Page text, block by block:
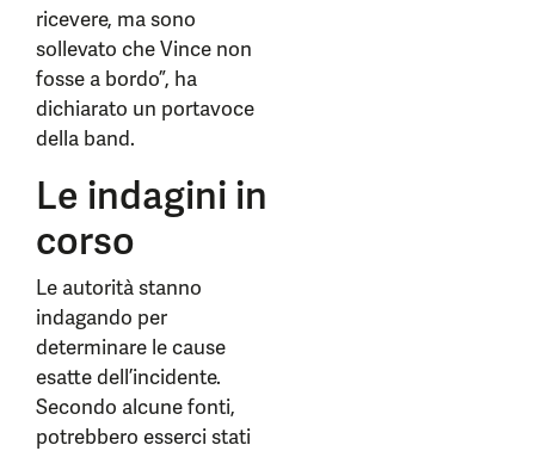
ricevere, ma sono
sollevato che Vince non
fosse a bordo”, ha
dichiarato un portavoce
della band.
Le indagini in
corso
Le autorità stanno
indagando per
determinare le cause
esatte dell’incidente.
Secondo alcune fonti,
potrebbero esserci stati